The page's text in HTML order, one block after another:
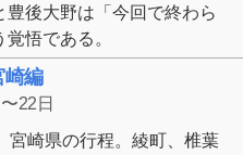
豊後大野は「今回で終わら
悟である。
編
22日
宮崎県の行程。綾町、椎葉